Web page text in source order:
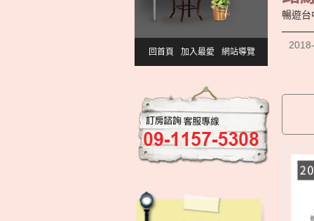
回首頁 加入最愛 網站導覽
暢遊台